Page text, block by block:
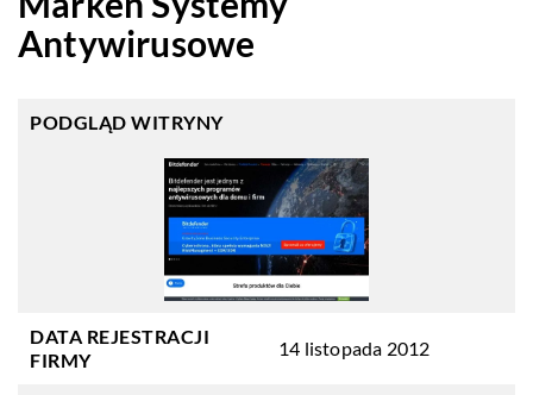
Antywirusowe
PODGLĄD WITRYNY
DATA REJESTRACJI
FIRMY
14 listopada 2012